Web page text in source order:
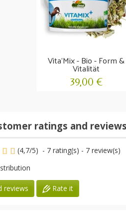
Vita'Mix - Bio - Form &
Vitalität
39,00 €
ratings and reviews
(4,7/5) - 7 rating(s) - 7 review(s)
reviews Rate it